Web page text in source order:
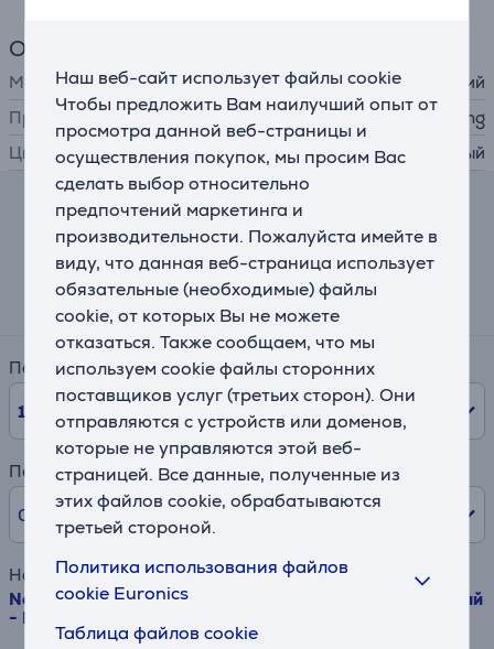
Наш веб-сайт использует файлы cookie
Чтобы предложить Вам наилучший опыт от
просмотра данной веб-страницы и
осуществления покупок, мы просим Вас
сделать выбор относительно
предпочтений маркетинга и
производительности. Пожалуйста имейте в
виду, что данная веб-страница использует
обязательные (необходимые) файлы
cookie, от которых Вы не можете
отказаться. Также сообщаем, что мы
используем cookie файлы сторонних
поставщиков услуг (третьих сторон). Они
отправляются с устройств или доменов,
которые не управляются этой веб-
страницей. Все данные, полученные из
этих файлов cookie, обрабатываются
третьей стороной.
Политика использования файлов
cookie Euronics
Таблица файлов cookie
Общий параметр
Материал
алюминий
Производитель
Next Level Racing
Цвет
черный
Калькулятор лизинга и аренды
Примерный размер ежемесячного платежа
85 €
Период
10
Первый взнос
0% / 0,00 €
Наименование товара
Next Level Racing F-GT Elite Wheel Plate Edition, черный
- Гоночный кокпит